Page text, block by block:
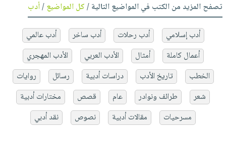
تصفح المزيد من الكتب في المواضيع التالية /كل المواضيع/أدب
أدب إسلامي أدب رحلات أدب ساخر
أدب عالمي
أعمال كاملة
أمثال الأدب العربي
الأدب المهجري
الخطب
تاريخ الأدب دراسات أدبية رسائل
روايات
شعر
طرائف ونوادر عام قصص
مختارات أدبية
مسرحيات
مقالات أدبية نصوص نقد أدبي